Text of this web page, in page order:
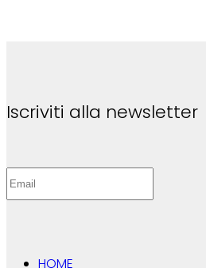
Iscriviti alla newsletter
HOME